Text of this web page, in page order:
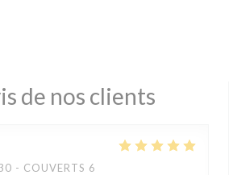
de nos clients
- COUVERTS 6